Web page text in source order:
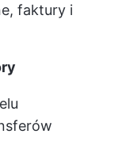
faktury i